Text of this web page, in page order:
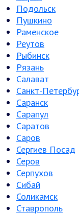
Подольск
Пушкино
Раменское
Реутов
Рыбинск
Рязань
Салават
Санкт-
Саранск
Сарапул
Саратов
Саров
Сергиев Посад
Серов
Серпухов
Сибай
Соликамск
Ставрополь